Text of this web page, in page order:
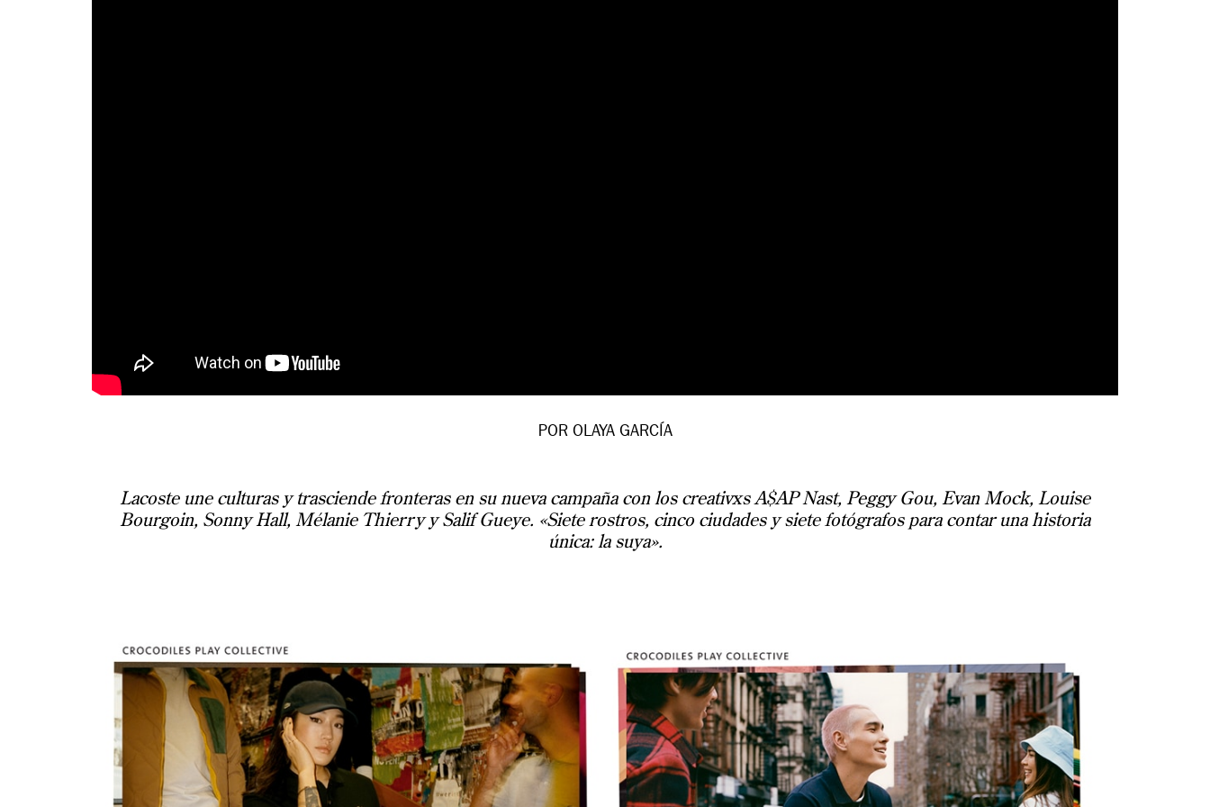
POR OLAYA GARCÍA
Lacoste une culturas y trasciende fronteras en su nueva campaña con los creativxs A$AP Nast, Peggy Gou, Evan Mock, Louise
Bourgoin, Sonny Hall, Mélanie Thierry y Salif Gueye. «Siete rostros, cinco ciudades y siete fotógrafos para contar una historia
única: la suya».